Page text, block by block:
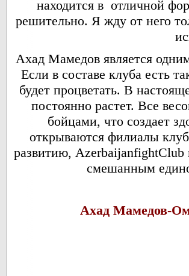
находится в отличной
решительно. Я жду от него
Ахад Мамедов является
Если в составе клуба есть
будет процветать. В
постоянно растет. Все
бойцами, что создает
открываются филиалы
развитию,
смешанным
Ахад Мамедов-